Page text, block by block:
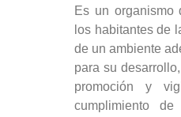
Es un organismo
los habitantes de
de un ambiente
para su
promoción y
cumplimiento